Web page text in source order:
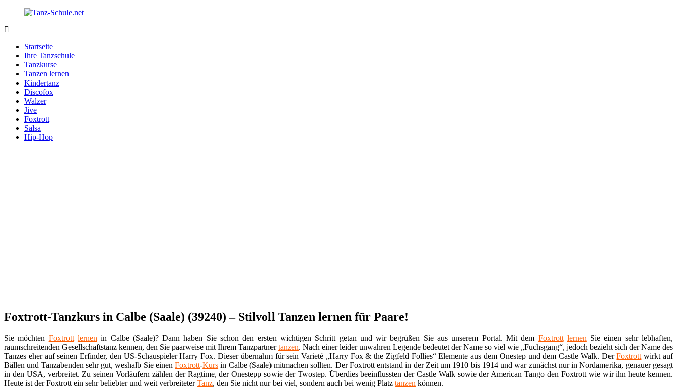
Zurück
Inhalt
Schule.net
Tanzschule
Internet
Startseite
Ihre Tanzschule
Tanzkurse
Tanzen lernen
Kindertanz
Discofox
Walzer
Jive
Foxtrott
Salsa
Hip-Hop
Foxtrott-Tanzkurs in Calbe (Saale) (39240) – Stilvoll Tanzen lernen für Paare!
Sie möchten Foxtrott lernen in Calbe (Saale)? Dann haben Sie schon den ersten wichtigen Schritt getan und wir begrüßen Sie aus unserem Portal. Mit dem Foxtrott lernen Sie einen sehr lebhaften,
raumschreitenden Gesellschaftstanz kennen, den Sie paarweise mit Ihrem Tanzpartnertanzen. Nach einer leider unwahren Legende bedeutet der Name so viel wie „Fuchsgang“, jedoch bezieht sich der Name des
Tanzes eher auf seinen Erfinder, den US-Schauspieler Harry Fox. Dieser übernahm für sein Varieté „Harry Fox & the Zigfeld Follies“ Elemente aus dem Onestep und dem Castle Walk. DerFoxtrott wirkt auf
Bällen und Tanzabenden sehr gut, weshalb Sie einenFoxtrott-Kurs in Calbe (Saale) mitmachen sollten. Der Foxtrott entstand in der Zeit um 1910 bis 1914 und war zunächst nur in Nordamerika, genauer gesagt
in den USA, verbreitet. Zu seinen Vorläufern zählen der Ragtime, der Onestepp sowie der Twostep. Überdies beeinflussten der Castle Walk sowie der American Tango den Foxtrott wie wir ihn heute kennen.
Heute ist der Foxtrott ein sehr beliebter und weit verbreiteterTanz, den Sie nicht nur bei viel, sondern auch bei wenig Platz tanzen können.